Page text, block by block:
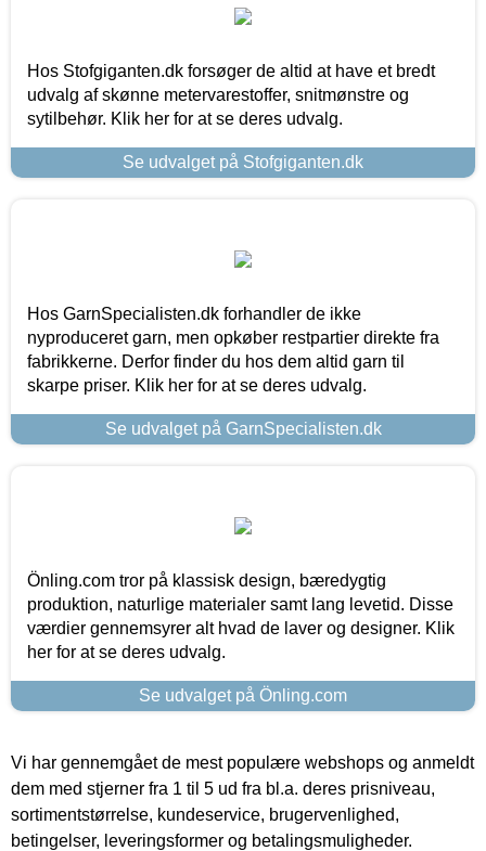
Hos Stofgiganten.dk forsøger de altid at have et bredt
udvalg af skønne metervarestoffer, snitmønstre og
sytilbehør. Klik her for at se deres udvalg.
Se udvalget på Stofgiganten.dk
Hos GarnSpecialisten.dk forhandler de ikke
nyproduceret garn, men opkøber restpartier direkte fra
fabrikkerne. Derfor finder du hos dem altid garn til
skarpe priser. Klik her for at se deres udvalg.
Se udvalget på GarnSpecialisten.dk
Önling.com tror på klassisk design, bæredygtig
produktion, naturlige materialer samt lang levetid. Disse
værdier gennemsyrer alt hvad de laver og designer. Klik
her for at se deres udvalg.
Se udvalget på Önling.com
Vi har gennemgået de mest populære webshops og anmeldt
dem med stjerner fra 1 til 5 ud fra bl.a. deres prisniveau,
sortimentstørrelse, kundeservice, brugervenlighed,
betingelser, leveringsformer og betalingsmuligheder.